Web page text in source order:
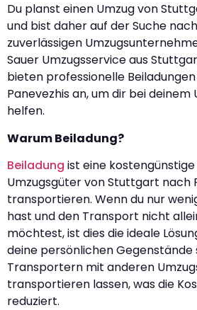
Du planst einen Umzug von
und bist daher auf der Suche
zuverlässigen
Sauer Umzugsservice aus
bieten professionelle
Panevezhis an, um dir bei deinem
helfen.
Warum Beiladung?
Beiladung ist eine
Umzugsgüter von Stuttgart nach
transportieren. Wenn du nur
hast und den Transport nicht
möchtest, ist dies die ideale
deine persönlichen Gegenstände
Transportern mit anderen
transportieren lassen, was die
reduziert.